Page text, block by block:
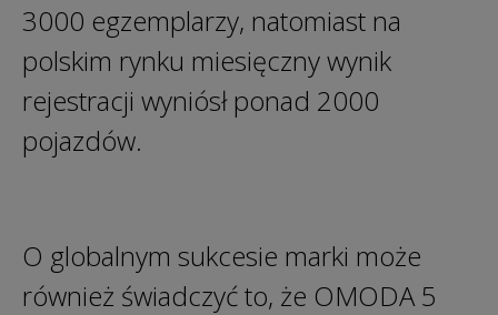
3000 egzemplarzy, natomiast na
polskim rynku miesięczny wynik
rejestracji wyniósł ponad 2000
pojazdów.
O globalnym sukcesie marki może
również świadczyć to, że OMODA 5